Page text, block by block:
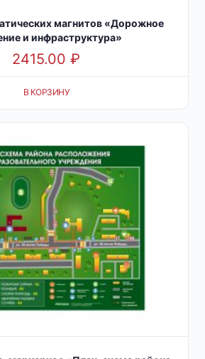
магнитов «Дорожное
и инфраструктура»
2415.00 ₽
В КОРЗИНУ